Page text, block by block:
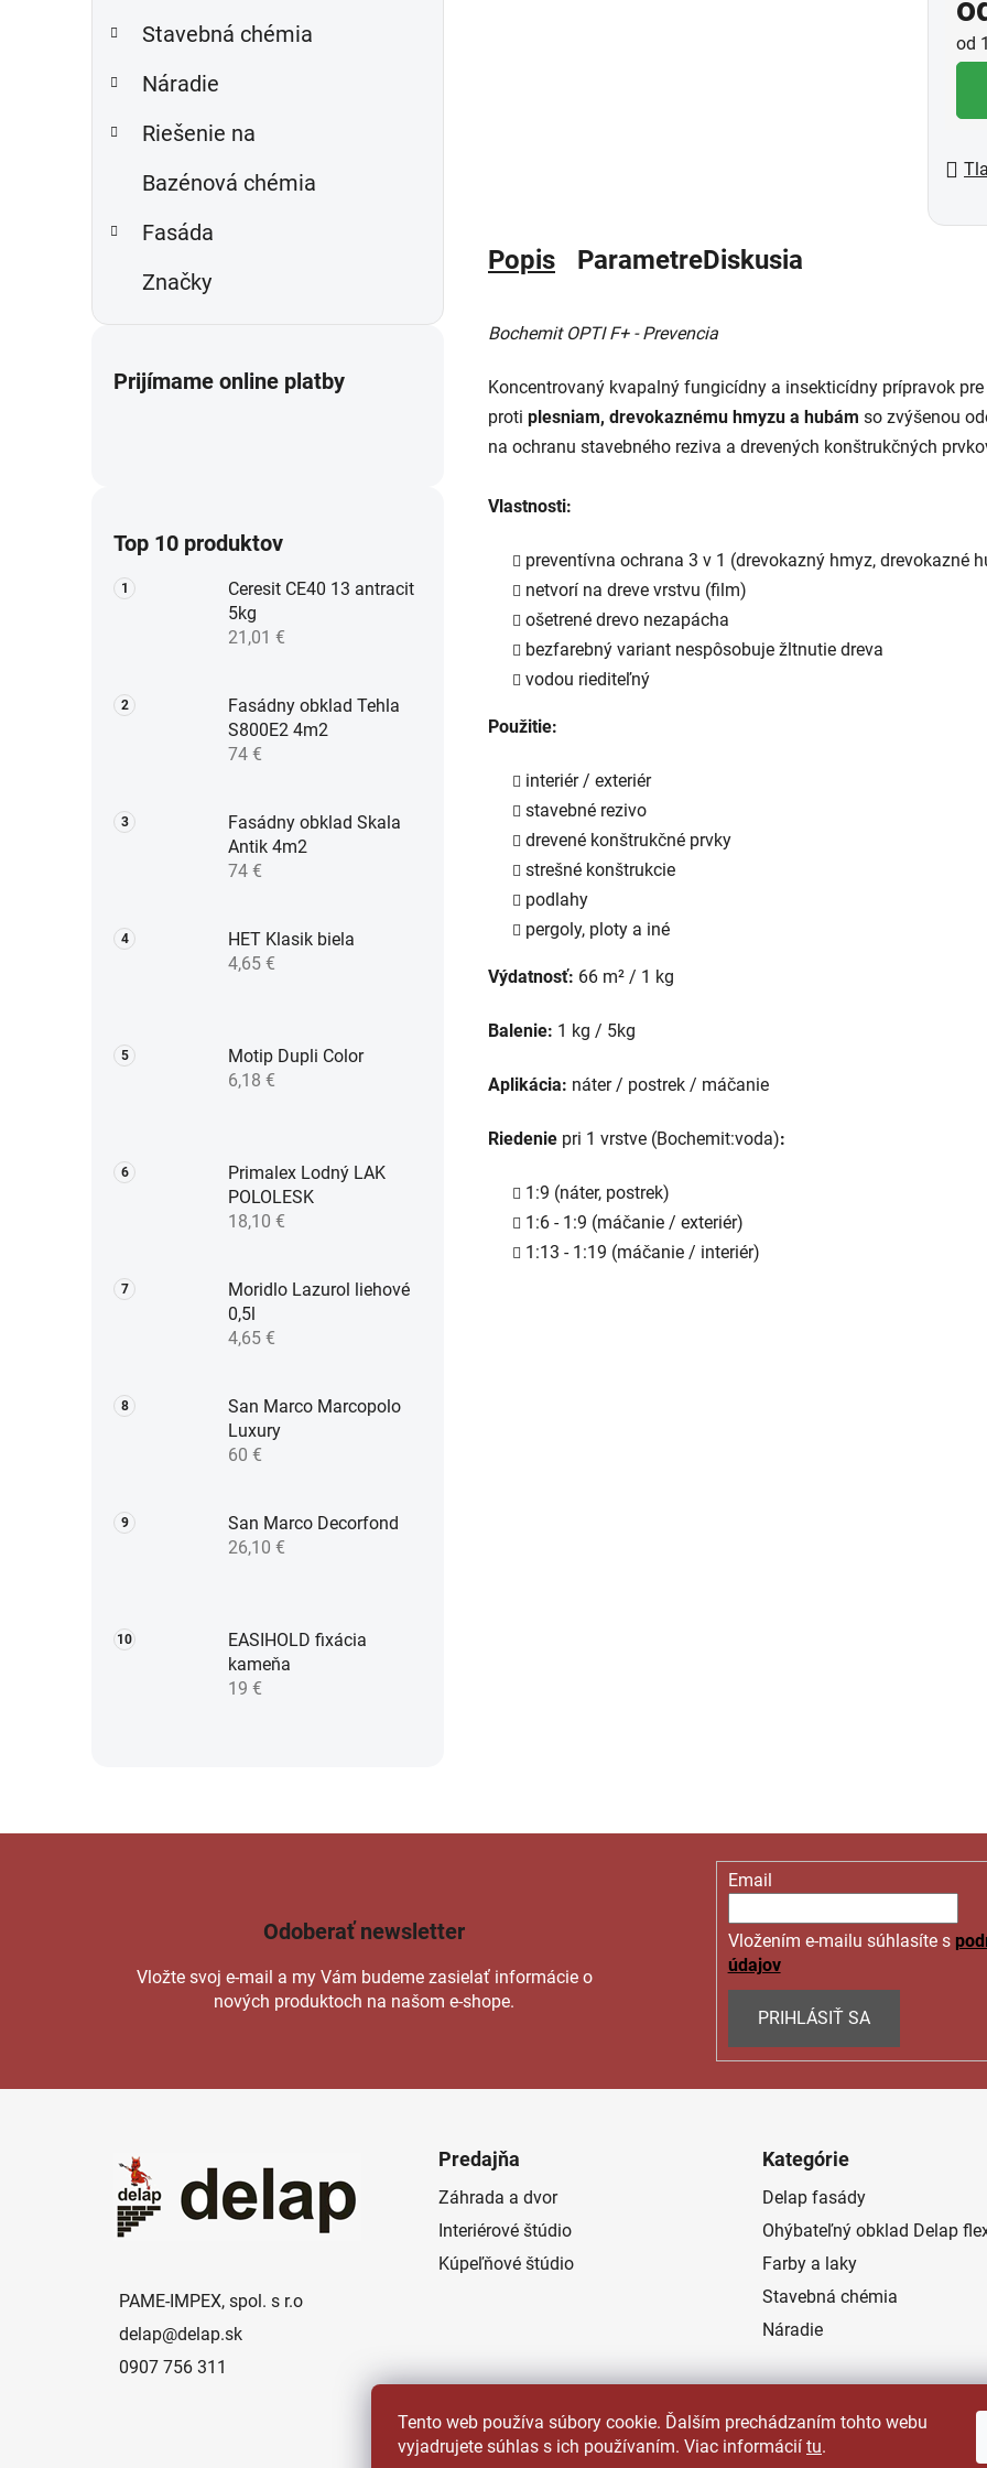
Tento web používa súbory cookie. Ďalším prechádzaním tohto webu
vyjadrujete súhlas s ich používaním. Viac informácií tu.
Stavebná chémia
Náradie
Riešenie na
Bazénová chémia
Fasáda
Značky
Prijímame online platby
Top 10 produktov
Ceresit CE40 13 antracit
5kg
21,01 €
Fasádny obklad Tehla
S800E2 4m2
74 €
Fasádny obklad Skala
Antik 4m2
74 €
HET Klasik biela
4,65 €
Motip Dupli Color
6,18 €
Primalex Lodný LAK
POLOLESK
18,10 €
Moridlo Lazurol liehové
0,5l
4,65 €
San Marco Marcopolo
Luxury
60 €
San Marco Decorfond
26,10 €
EASIHOLD fixácia
kameňa
19 €
od
Popis ParametreDiskusia
Bochemit OPTI F+ - Prevencia
Koncentrovaný kvapalný fungicídny a insekticídny prípravok pre
proti plesniam, drevokaznému hmyzu a hubám so zvýšenou
na ochranu stavebného reziva a drevených konštrukčných
Vlastnosti:
preventívna ochrana 3 v 1 (drevokazný hmyz, drevokazné
netvorí na dreve vrstvu (film)
ošetrené drevo nezapácha
bezfarebný variant nespôsobuje žltnutie dreva
vodou riediteľný
Použitie:
interiér / exteriér
stavebné rezivo
drevené konštrukčné prvky
strešné konštrukcie
podlahy
pergoly, ploty a iné
Výdatnosť: 66 m² / 1 kg
Balenie: 1 kg / 5kg
Aplikácia: náter / postrek / máčanie
Riedenie pri 1 vrstve (Bochemit:voda):
1:9 (náter, postrek)
1:6 - 1:9 (máčanie / exteriér)
1:13 - 1:19 (máčanie / interiér)
Odoberať newsletter
Vložte svoj e-mail a my Vám budeme zasielať informácie o
nových produktoch na našom e-shope.
Email
Vložením e-mailu súhlasíte s
údajov
PRIHLÁSIŤ SA
PAME-IMPEX, spol. s r.o
delap@delap.sk
0907 756 311
Predajňa
Záhrada a dvor
Interiérové štúdio
Kúpeľňové štúdio
Kategórie
Delap fasády
Ohýbateľný obklad Delap
Farby a laky
Stavebná chémia
Náradie